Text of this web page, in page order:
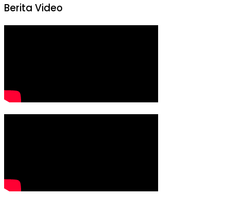
Berita Video